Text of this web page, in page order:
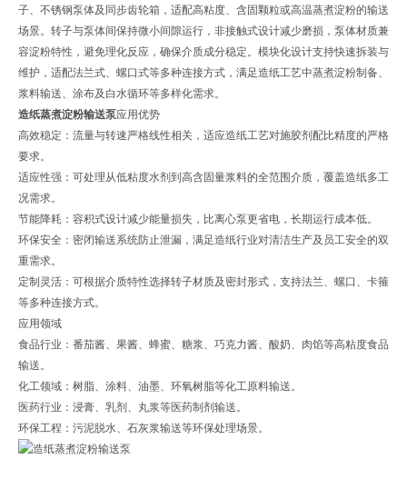
子、不锈钢泵体及同步齿轮箱，适配高粘度、含固颗粒或高温蒸煮淀粉的输送
场景。转子与泵体间保持微小间隙运行，非接触式设计减少磨损，泵体材质兼
容淀粉特性，避免理化反应，确保介质成分稳定。模块化设计支持快速拆装与
维护，适配法兰式、螺口式等多种连接方式，满足造纸工艺中蒸煮淀粉制备、
浆料输送、涂布及白水循环等多样化需求。
造纸蒸煮淀粉输送泵应用优势
高效稳定：流量与转速严格线性相关，适应造纸工艺对施胶剂配比精度的严格
要求。
适应性强：可处理从低粘度水剂到高含固量浆料的全范围介质，覆盖造纸多工
况需求。
节能降耗：容积式设计减少能量损失，比离心泵更省电，长期运行成本低。
环保安全：密闭输送系统防止泄漏，满足造纸行业对清洁生产及员工安全的双
重需求。
定制灵活：可根据介质特性选择转子材质及密封形式，支持法兰、螺口、卡箍
等多种连接方式。
应用领域
食品行业：番茄酱、果酱、蜂蜜、糖浆、巧克力酱、酸奶、肉馅等高粘度食品
输送。
化工领域：树脂、涂料、油墨、环氧树脂等化工原料输送。
医药行业：浸膏、乳剂、丸浆等医药制剂输送。
环保工程：污泥脱水、石灰浆输送等环保处理场景。